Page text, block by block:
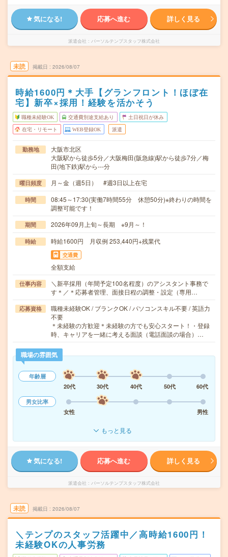
気になる! 応募へ進む 詳しく見る
派遣会社 パーソルテンプスタッフ株式会社
未読 掲載日 2026/08/07
時給1600円＊大手【グランフロント！ほぼ在
宅】新卒×採用！経験を活かそう
職種未経験OK 交通費別途支給あり 土日祝日が休み
在宅・リモート WEB登録OK 派遣
勤務地
大阪市北区
大阪駅から徒歩5分／大阪梅田(阪急線)駅から徒歩7分／梅
田(地下鉄)駅から---分
曜日頻度 月～金（週5日） #週3日以上在宅
時間
08:45～17:30(実働7時間55分 休憩50分)※終わりの時間を
調整可能です！
期間 2026年09月上旬～長期 ※9月～！
時給 時給1600円 月収例 253,440円+残業代
交通費
全額支給
仕事内容
＼新卒採用（年間予定100名程度）のアシスタント事務で
す＊／＊応募者管理、面接日程の調整・設定（専用…
応募資格
職種未経験OK / ブランクOK / パソコンスキル不要 / 英語力
不要
＊未経験の方歓迎＊未経験の方でも安心スタート！・登録
時、キャリアを一緒に考える面談（電話面談の場合）…
職場の雰囲気
年齢層
20代
30代 40代 50代
60代
男女比率
女性
男性
もっと見る
気になる! 応募へ進む 詳しく見る
派遣会社 パーソルテンプスタッフ株式会社
未読 掲載日 2026/08/07
＼テンプのスタッフ活躍中／高時給1600円！
未経験OKの人事労務